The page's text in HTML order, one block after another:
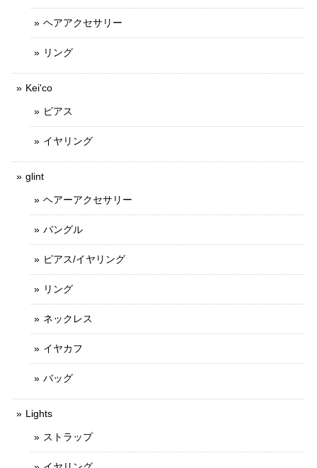
ヘアアクセサリー
リング
Kei'co
ピアス
イヤリング
glint
ヘアーアクセサリー
バングル
ピアス/イヤリング
リング
ネックレス
イヤカフ
バッグ
Lights
ストラップ